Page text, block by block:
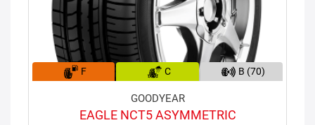
F C B (70)
GOODYEAR
EAGLE NCT5 ASYMMETRIC